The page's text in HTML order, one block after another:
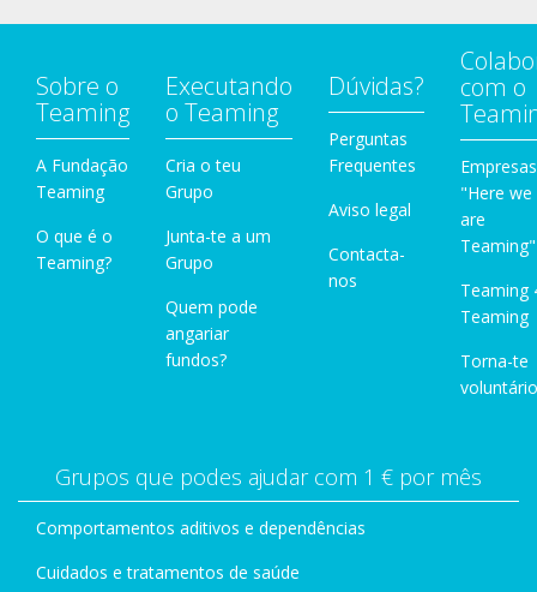
Sobre o
Teaming
A Fundação
Teaming
O que é o
Teaming?
Executando
o Teaming
Cria o teu
Grupo
Junta-te a um
Grupo
Quem pode
angariar
fundos?
Dúvidas?
Perguntas
Frequentes
Aviso legal
Contacta-
nos
com o
Empresas
"Here we
are
Teaming"
Teaming
Teaming
Torna-te
Grupos que podes ajudar com 1 € por mês
Comportamentos aditivos e dependências
Cuidados e tratamentos de saúde